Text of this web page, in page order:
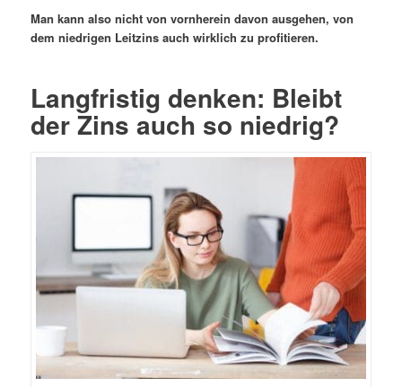
Man kann also nicht von vornherein davon ausgehen, von
dem niedrigen Leitzins auch wirklich zu profitieren.
Langfristig denken: Bleibt
der Zins auch so niedrig?